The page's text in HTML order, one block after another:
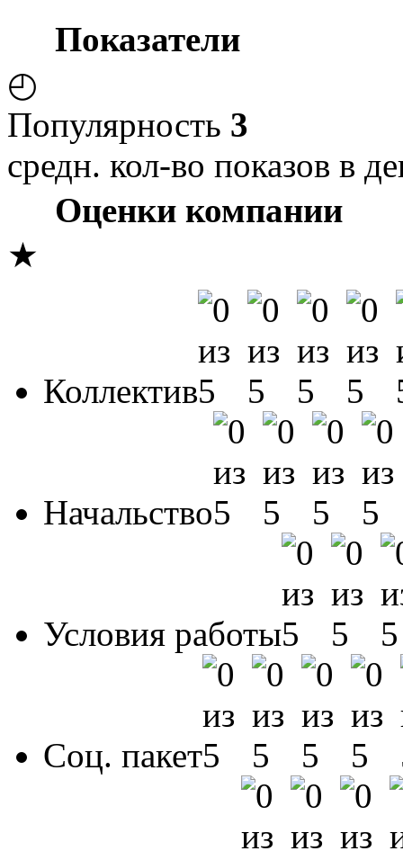
Показатели
◴
Популярность 3
средн. кол-во показов в
Оценки компании
★
Коллектив
Начальство
Условия работы
Соц. пакет